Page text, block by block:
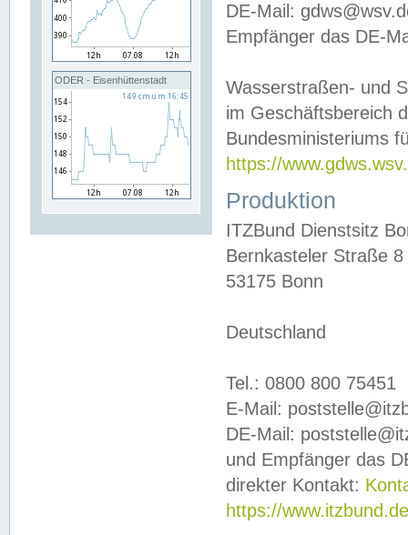
ODER - Eisenhüttenstadt
DE-Mail:
Empfänger das DE-
Wasserstraßen- und
im Geschäftsbereich
Bundesministeriums
https://
Produktion
ITZBund Dienstsitz
Bernkasteler Straße 8
53175 Bonn
Deutschland
Tel.: 0800 800 75451
E-Mail:
DE-Mail:
und Empfänger das
direkter Kontakt:
https://